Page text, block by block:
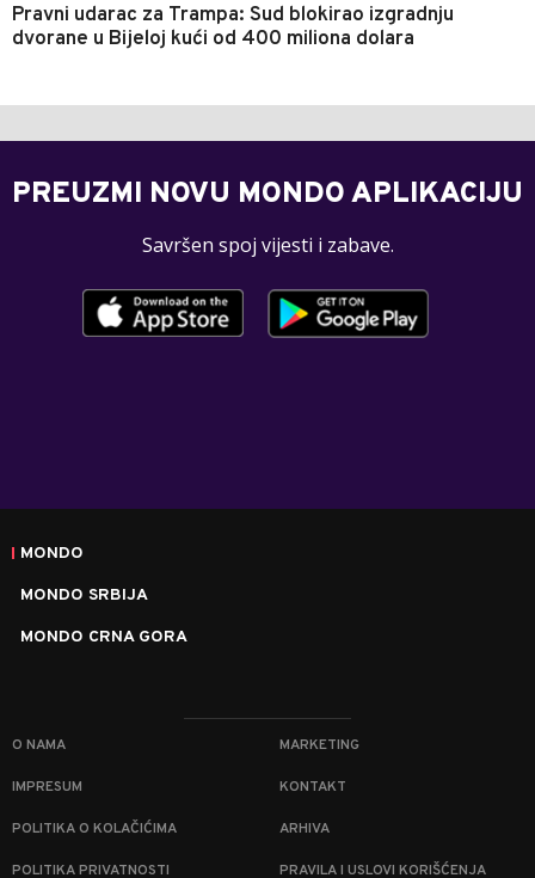
Pravni udarac za Trampa: Sud blokirao izgradnju
dvorane u Bijeloj kući od 400 miliona dolara
PREUZMI NOVU MONDO APLIKACIJU
Savršen spoj vijesti i zabave.
MONDO
MONDO SRBIJA
MONDO CRNA GORA
O NAMA MARKETING
IMPRESUM KONTAKT
POLITIKA O KOLAČIĆIMA ARHIVA
POLITIKA PRIVATNOSTI PRAVILA I USLOVI KORIŠĆENJA